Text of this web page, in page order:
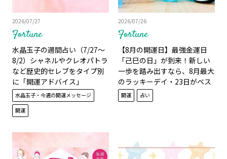
Fortune
2026/07/27
水晶玉子の週間占い（7/27～
8/2）シャネルやクレオパトラ
など歴史的セレブをタイプ別
に「開運アドバイス」
水晶玉子・今週の開運メッセージ
開運
Fortune
2026/07/26
【8月の開運日】最強金運日
「己巳の日」が到来！新しい
一歩を踏み出すなら、8月最大
のラッキーデイ・23日がベス
ト！
開運 占い